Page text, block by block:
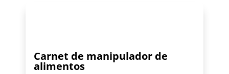
Carnet de manipulador de
alimentos